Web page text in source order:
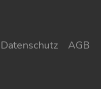
Datenschutz AGB